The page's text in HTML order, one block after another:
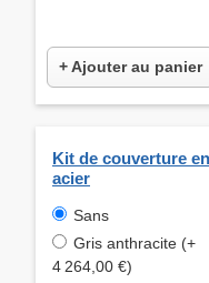
+ Ajouter au panier
Kit de couverture
acier
Sans
Gris anthracite (+
4 264,00 €)